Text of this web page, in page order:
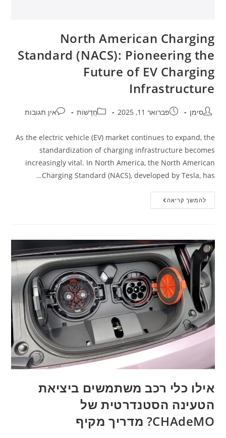
North American Charging
Standard (NACS): Pioneering the
Future of EV Charging
Infrastructure
סימן פברואר 11, 2025 חֲדָשׁוֹת אין תגובות
As the electric vehicle (EV) market continues to expand, the
standardization of charging infrastructure becomes
increasingly vital. In North America, the North American
Charging Standard (NACS), developed by Tesla, has…
להמשך קריאה
אילו כלי רכב משתמשים ביציאת
הטעינה הסטנדרטית של
CHAdeMO? מדריך מקיף